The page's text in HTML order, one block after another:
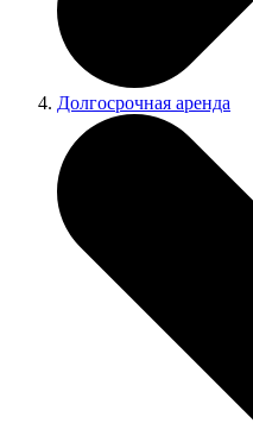
Долгосрочная аренда